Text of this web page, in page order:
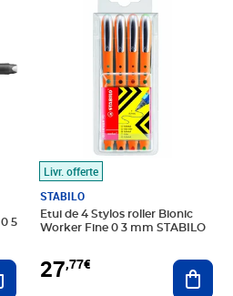
Ajouter au panier
Livr. offerte
STABILO
Etui de 4 Stylos roller Bionic
Worker Fine 0 3 mm STABILO
27,77€